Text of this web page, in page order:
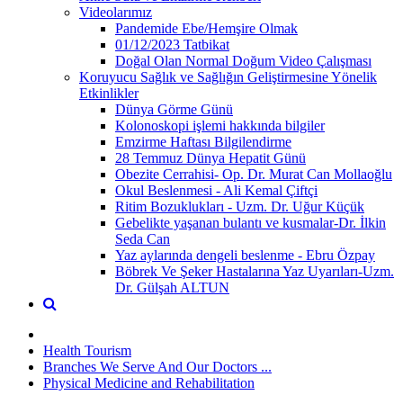
Videolarımız
Pandemide Ebe/Hemşire Olmak
01/12/2023 Tatbikat
Doğal Olan Normal Doğum Video Çalışması
Koruyucu Sağlık ve Sağlığın Geliştirmesine Yönelik
Etkinlikler
Dünya Görme Günü
Kolonoskopi işlemi hakkında bilgiler
Emzirme Haftası Bilgilendirme
28 Temmuz Dünya Hepatit Günü
Obezite Cerrahisi- Op. Dr. Murat Can Mollaoğlu
Okul Beslenmesi - Ali Kemal Çiftçi
Ritim Bozuklukları - Uzm. Dr. Uğur Küçük
Gebelikte yaşanan bulantı ve kusmalar-Dr. İlkin
Seda Can
Yaz aylarında dengeli beslenme - Ebru Özpay
Böbrek Ve Şeker Hastalarına Yaz Uyarıları-Uzm.
Dr. Gülşah ALTUN
Health Tourism
Branches We Serve And Our Doctors ...
Physical Medicine and Rehabilitation